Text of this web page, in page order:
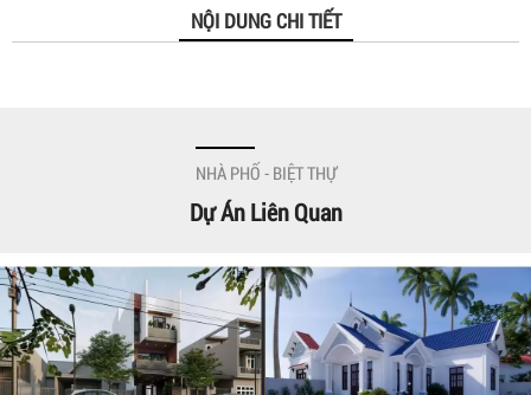
NỘI DUNG CHI TIẾT
NHÀ PHỐ - BIỆT THỰ
Dự Án Liên Quan